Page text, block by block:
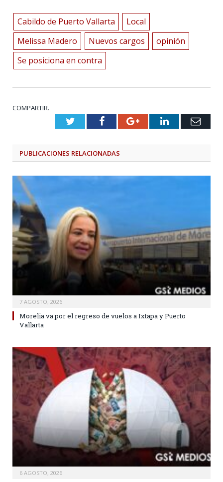
Cabildo de Puerto Vallarta
Local
Melissa Madero
Nuevos cargos
opinión
Se posiciona en contra
COMPARTIR.
TwitterFacebookGoogle+LinkedIn
PUBLICACIONES RELACIONADAS
7 AGOSTO, 2026
Morelia va por el regreso de vuelos a Ixtapa y Puerto
Vallarta
6 AGOSTO, 2026